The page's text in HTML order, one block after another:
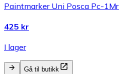
Paintmarker Uni Posca Pc-
425 kr
I lager
Gå til butikk